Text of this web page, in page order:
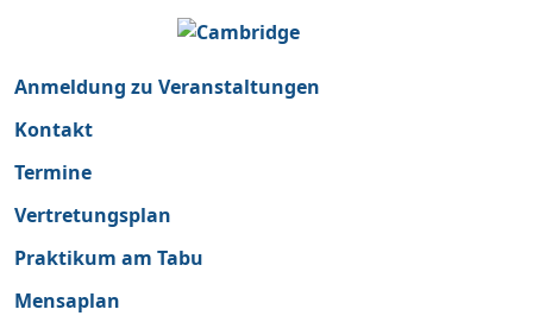
Anmeldung zu Veranstaltungen
Kontakt
Termine
Vertretungsplan
Praktikum am Tabu
Mensaplan